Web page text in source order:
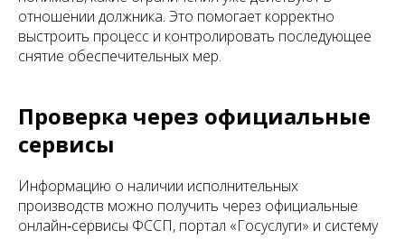
отношении должника. Это помогает корректно
выстроить процесс и контролировать последующее
снятие обеспечительных мер.
Проверка через официальные
сервисы
Информацию о наличии исполнительных
производств можно получить через официальные
онлайн‑сервисы ФССП, портал «Госуслуги» и систему